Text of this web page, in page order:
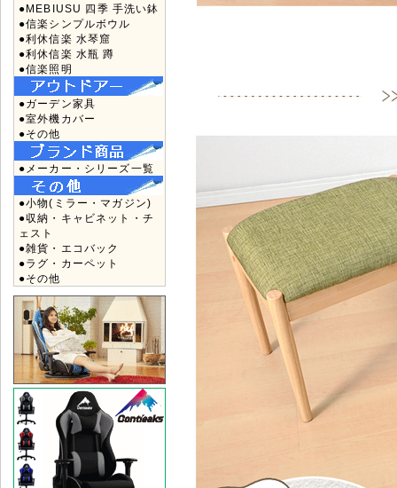
●MEBIUSU 四季 手洗い鉢
●信楽シンプルボウル
●利休信楽 水琴窟
●利休信楽 水瓶 蹲
●信楽照明
●ガーデン家具
●室外機カバー
●その他
●メーカー・シリーズ一覧
●小物(ミラー・マガジン)
●収納・キャビネット・チ
ェスト
●雑貨・エコバック
●ラグ・カーペット
●その他